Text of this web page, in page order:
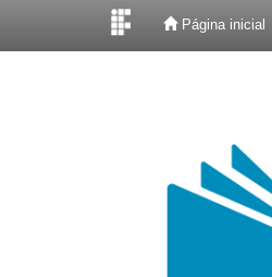
Página inicial